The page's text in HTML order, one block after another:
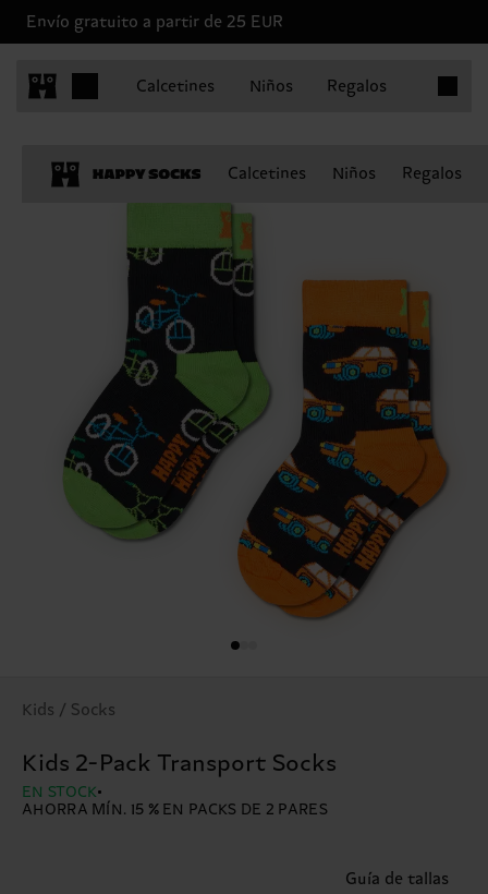
Envío gratuito a partir de 25 EUR
Calcetines Niños Regalos
Calcetines Niños Regalos
Kids / Socks
Kids 2-Pack Transport Socks
EN STOCK
AHORRA MÍN. 15 % EN PACKS DE 2 PARES
Guía de tallas